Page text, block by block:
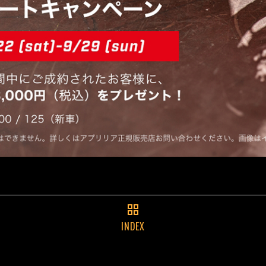
INDEX